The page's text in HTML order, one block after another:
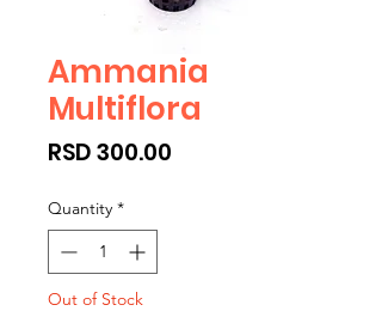
Ammania
Multiflora
RSD 300.00
Quantity *
Out of Stock